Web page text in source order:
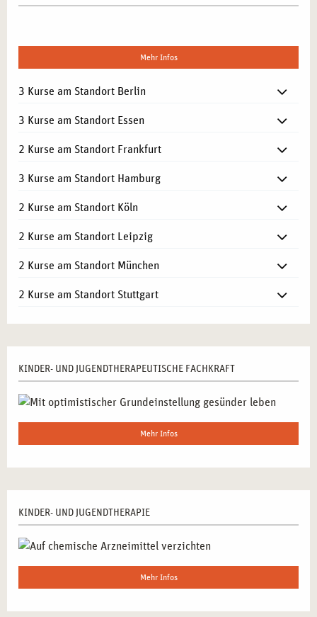
Mehr Infos
3 Kurse am Standort Berlin
3 Kurse am Standort Essen
2 Kurse am Standort Frankfurt
3 Kurse am Standort Hamburg
2 Kurse am Standort Köln
2 Kurse am Standort Leipzig
2 Kurse am Standort München
2 Kurse am Standort Stuttgart
KINDER- UND JUGENDTHERAPEUTISCHE FACHKRAFT
Mehr Infos
KINDER- UND JUGENDTHERAPIE
Mehr Infos